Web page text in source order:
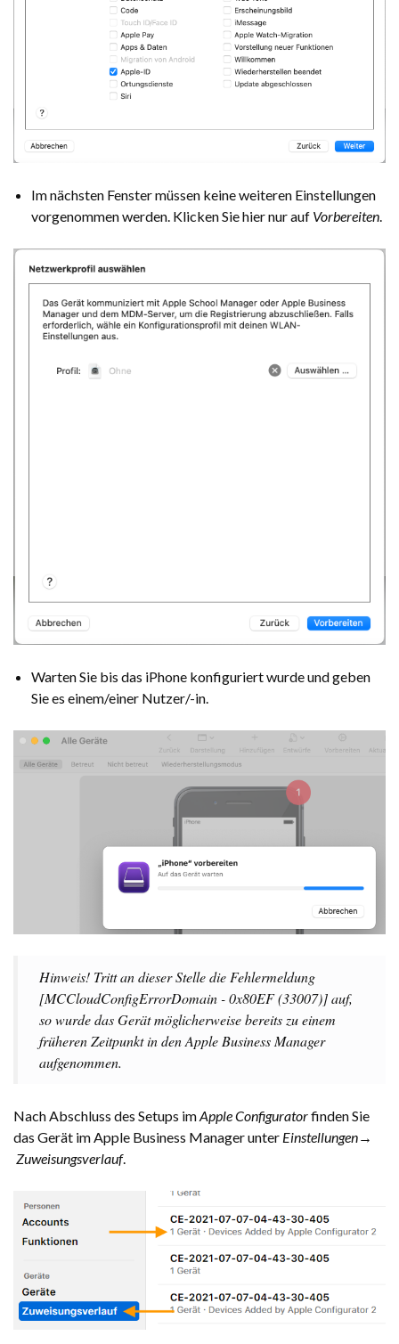
Im nächsten Fenster müssen keine weiteren Einstellungen
vorgenommen werden. Klicken Sie hier nur auf Vorbereiten
Warten Sie bis das iPhone konfiguriert wurde und geben
Sie es einem/einer Nutzer/-in.
Hinweis! Tritt an dieser Stelle die Fehlermeldung
[MCCloudConfigErrorDomain - 0x80EF (33007)] auf,
so wurde das Gerät möglicherweise bereits zu einem
früheren Zeitpunkt in denApple Business Manager
aufgenommen.
Nach Abschluss des Setups imApple Configuratorfinden Sie
das Gerät im Apple Business Manager unter Einstellungen→
Zuweisungsverlauf.